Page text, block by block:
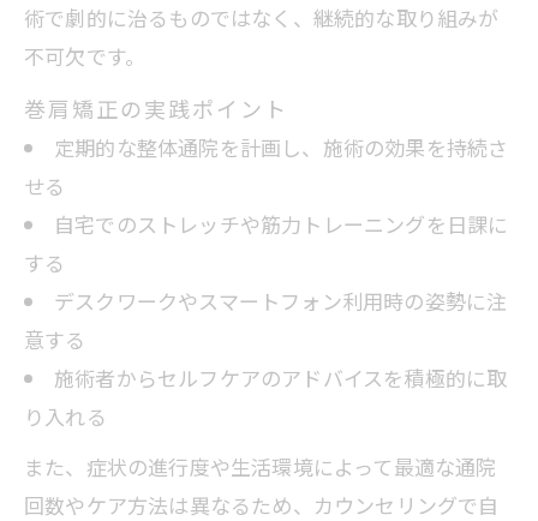
術で劇的に治るものではなく、継続的な取り組みが
不可欠です。
巻肩矯正の実践ポイント
定期的な整体通院を計画し、施術の効果を持続さ
せる
自宅でのストレッチや筋力トレーニングを日課に
する
デスクワークやスマートフォン利用時の姿勢に注
意する
施術者からセルフケアのアドバイスを積極的に取
り入れる
また、症状の進行度や生活環境によって最適な通院
回数やケア方法は異なるため、カウンセリングで自